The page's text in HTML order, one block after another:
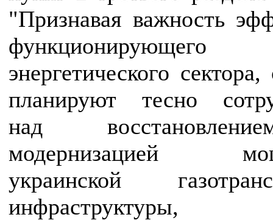
"Признавая важность
функционирующего
энергетического
планируют тесно
над
модернизацией
украинской
инфраструктуры,